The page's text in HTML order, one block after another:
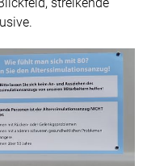
streikende